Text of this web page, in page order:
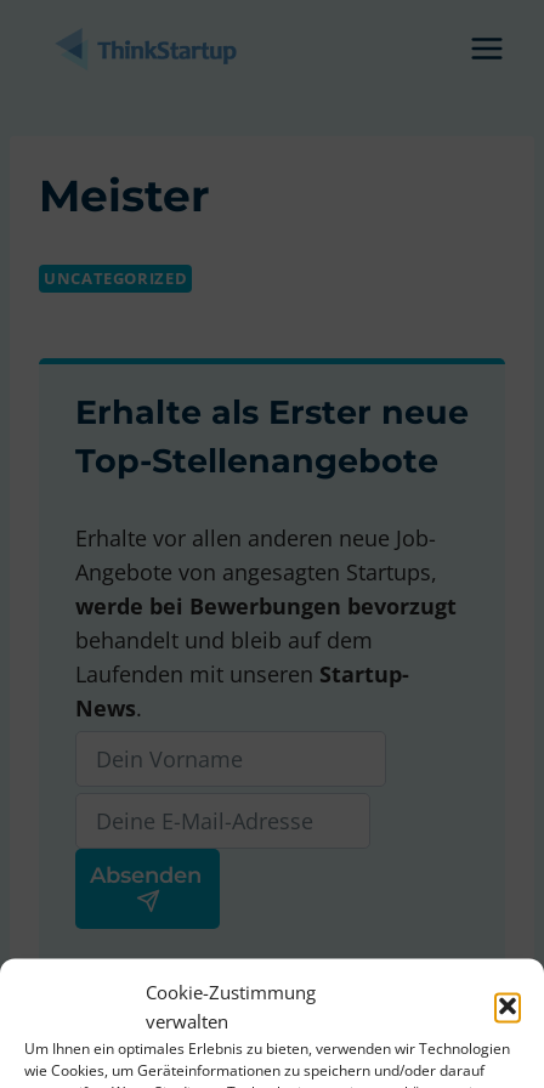
Cookie-Zustimmung
verwalten
Um Ihnen ein optimales Erlebnis zu bieten, verwenden wir Technologien
wie Cookies, um Geräteinformationen zu speichern und/oder darauf
Meister
UNCATEGORIZED
Erhalte als Erster neue
Top-Stellenangebote
Erhalte vor allen anderen neue Job-
Angebote von angesagten Startups,
werde bei Bewerbungen bevorzugt
behandelt und bleib auf dem
Laufenden mit unseren Startup-
News.
Datenschutzerklärungvon
ThinkStartup zu.